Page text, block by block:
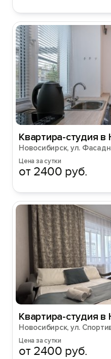
Квартира-студия в
Новосибирск, ул.
Цена за сутки
от 2400 руб.
Квартира-студия в
Новосибирск, ул.
Цена за сутки
от 2400 руб.